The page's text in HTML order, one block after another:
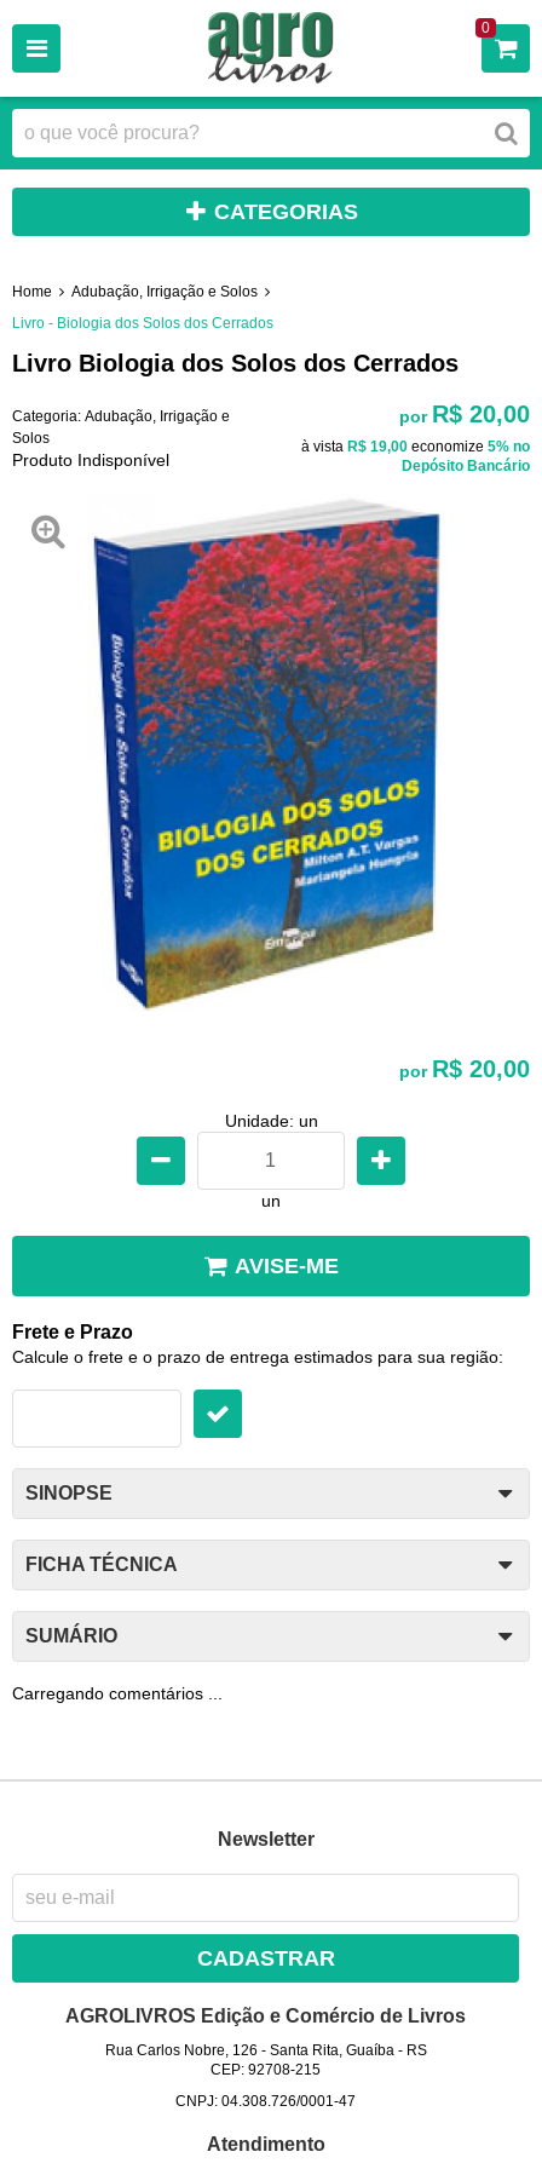
0
CATEGORIAS
Home
Adubação, Irrigação e Solos
Livro - Biologia dos Solos dos Cerrados
Livro Biologia dos Solos dos Cerrados
Categoria: Adubação, Irrigação e
Solos
Produto Indisponível
por R$ 20,00
à vista R$ 19,00 economize 5% no
Depósito Bancário
por R$ 20,00
Unidade: un
un
AVISE-ME
Frete e Prazo
Calcule o frete e o prazo de entrega estimados para sua região:
SINOPSE
FICHA TÉCNICA
SUMÁRIO
Carregando comentários ...
Newsletter
CADASTRAR
AGROLIVROS Edição e Comércio de Livros
Rua Carlos Nobre, 126 - Santa Rita, Guaíba- RS
CEP: 92708-215
CNPJ: 04.308.726/0001-47
Atendimento